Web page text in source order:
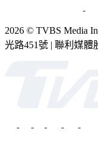
2026 © TVBS Media
光路451號 | 聯利媒體